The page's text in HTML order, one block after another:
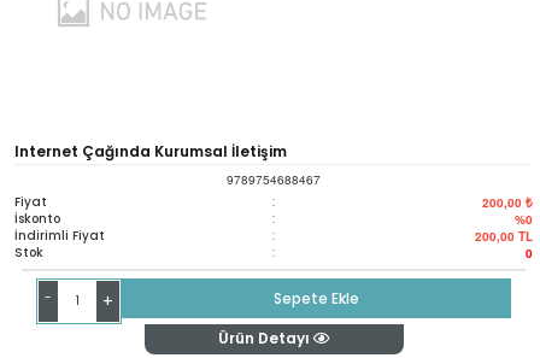
Internet Çağında Kurumsal İletişim
9789754688467
Fiyat : 200,00 ₺
İskonto : %0
İndirimli Fiyat : 200,00 TL
Stok : 0
- +
Sepete Ekle
Ürün Detayı